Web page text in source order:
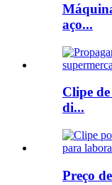
aço...
Clipe
di...
Preço